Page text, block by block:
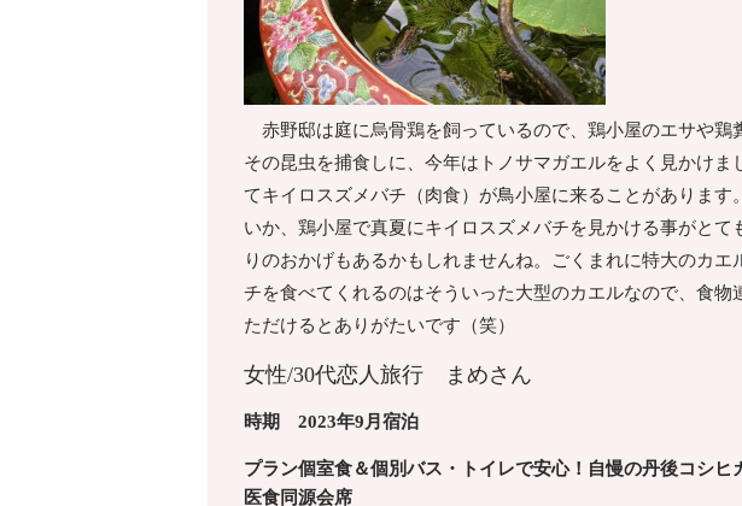
赤野邸は庭に烏骨鶏を飼っているので、鶏小屋のエサや鶏
その昆虫を捕食しに、今年はトノサマガエルをよく見かけ
てキイロスズメバチ（肉食）が鳥小屋に来ることがありま
いか、鶏小屋で真夏にキイロスズメバチを見かける事がと
りのおかげもあるかもしれませんね。ごくまれに特大のカ
チを食べてくれるのはそういった大型のカエルなので、食
ただけるとありがたいです（笑）
女性/30代恋人旅行 まめさん
時期 2023年9月宿泊
プラン個室食＆個別バス・トイレで安心！自慢の丹後コシヒ
医食同源会席